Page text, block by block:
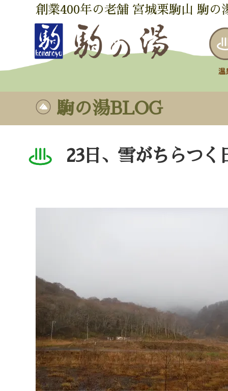
創業400年の老舗 宮城栗駒山 駒の
駒の湯BLOG
23日、雪がちらつく